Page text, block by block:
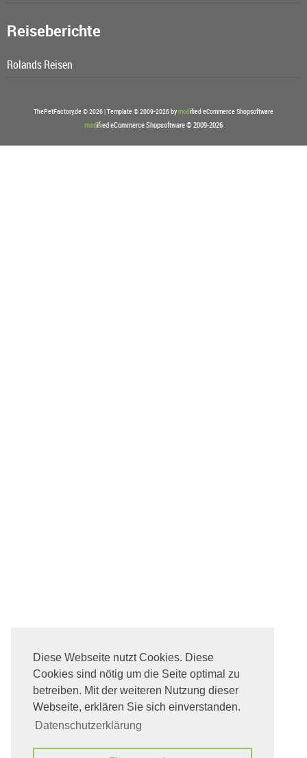
Diese Webseite nutzt Cookies. Diese
Cookies sind nötig um die Seite optimal zu
betreiben. Mit der weiteren Nutzung dieser
Webseite, erklären Sie sich einverstanden.
Datenschutzerklärung
Reiseberichte
Rolands Reisen
ThePetFactory.de © 2026 | Template © 2009-2026 bymodified eCommerce Shopsoftware
modified eCommerce Shopsoftware © 2009-2026